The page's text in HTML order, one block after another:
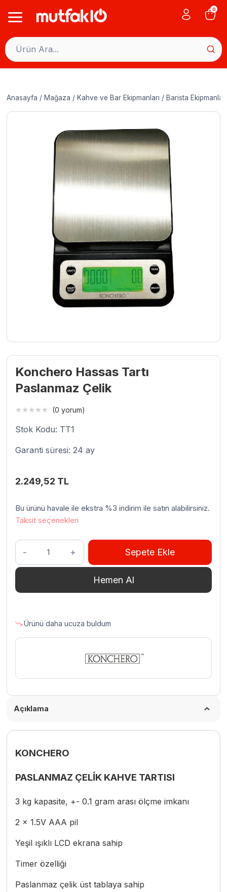
0
Anasayfa / Mağaza / Kahve ve Bar Ekipmanları / Barista Ekipmanları
Konchero Hassas Tartı
Paslanmaz Çelik
(0 yorum)
Stok Kodu: TT1
Garanti süresi: 24 ay
2.249,52 TL
Bu ürünü havale ile ekstra %3 indirim ile satın alabilirsiniz.
Taksit seçenekleri
Konchero
Hassas
Tartı
Sepete Ekle
Hemen Al
Ürünü daha ucuza buldum
Açıklama
KONCHERO
PASLANMAZ ÇELİK KAHVE TARTISI
3 kg kapasite, +- 0.1 gram arası ölçme imkanı
2 x 1.5V AAA pil
Yeşil ışıklı LCD ekrana sahip
Timer özelliği
Paslanmaz çelik üst tablaya sahip